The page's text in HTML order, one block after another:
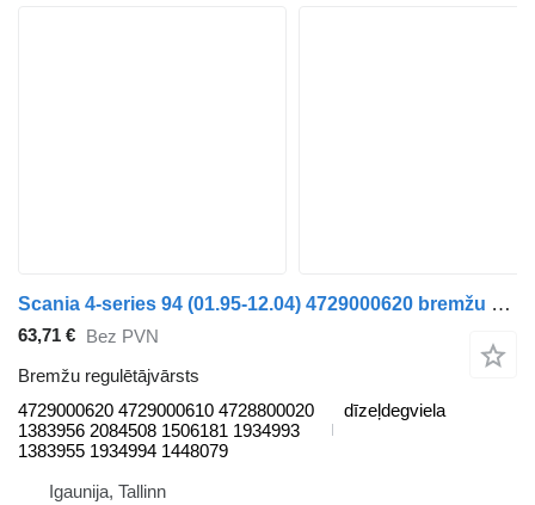
Scania 4-series 94 (01.95-12.04) 4729000620 bremžu regulētājvārsts paredzēts Scania 4-series (1995-2006) vilcēja
63,71 € Bez PVN
Bremžu regulētājvārsts
4729000620 4729000610 4728800020
1383956 2084508 1506181 1934993
1383955 1934994 1448079
dīzeļdegviela
Igaunija, Tallinn